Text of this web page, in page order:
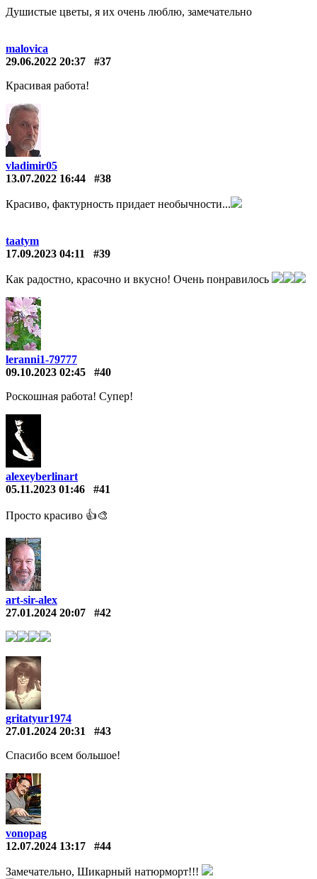
Душистые цветы, я их очень люблю, замечательно
malovica
29.06.2022 20:37
#37
Красивая работа!
vladimir05
13.07.2022 16:44
#38
Красиво, фактурность придает необычности...
taatym
17.09.2023 04:11
#39
Как радостно, красочно и вкусно! Очень понравилось
leranni1-79777
09.10.2023 02:45
#40
Роскошная работа! Супер!
alexeyberlinart
05.11.2023 01:46
#41
Просто красиво 👍🎨
art-sir-alex
27.01.2024 20:07
#42
gritatyur1974
27.01.2024 20:31
#43
Спасибо всем большое!
vonopag
12.07.2024 13:17
#44
Замечательно, Шикарный натюрморт!!!